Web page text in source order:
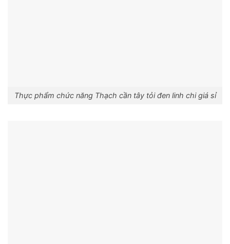
Thực phẩm chức năng Thạch cần tây tỏi đen linh chi giá sỉ